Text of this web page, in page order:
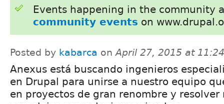
Events happening in the community
community events on
Posted by kabarca onApril 27, 2015 at
Anexus está buscando ingenieros
en Drupal para unirse a nuestro equipo
en proyectos de gran renombre y resolver